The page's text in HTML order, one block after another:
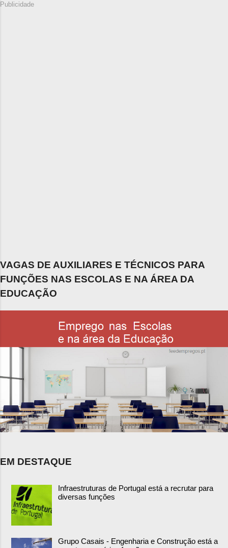
Publicidade
VAGAS DE AUXILIARES E TÉCNICOS PARA
FUNÇÕES NAS ESCOLAS E NA ÁREA DA
EDUCAÇÃO
EM DESTAQUE
Infraestruturas de Portugal está a recrutar para
diversas funções
Grupo Casais - Engenharia e Construção está a